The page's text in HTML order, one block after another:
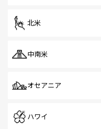
北米
中南米
オセアニア
ハワイ